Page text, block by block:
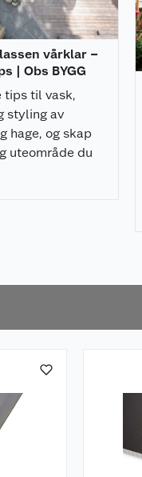
vårklar –
| Obs BYGG
tips til vask,
styling av
hage, og skap
uteområde du